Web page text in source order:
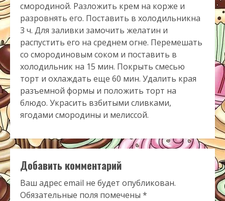
смородиной. Разложить крем на корже и
разровнять его. Поставить в холодильникна
3 ч. Для заливки замочить желатин и
распустить его на среднем огне. Перемешать
со смородиновым соком и поставить в
холодильник на 15 мин. Покрыть смесью
торт и охлаждать еще 60 мин. Удалить края
разъемной формы и положить торт на
блюдо. Украсить взбитыми сливками,
ягодами смородины и мелиссой.
Добавить комментарий
Ваш адрес email не будет опубликован.
Обязательные поля помечены *